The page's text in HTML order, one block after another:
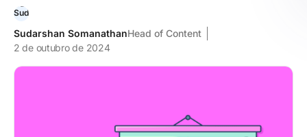
Sudarshan SomanathanHead of Content
2 de outubro de 2024